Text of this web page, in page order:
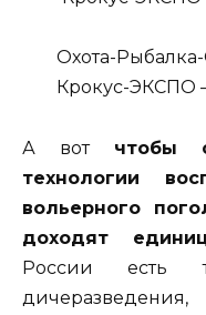
Охота-
Крокус-ЭКСПО
А вот чтобы
технологии
вольерного
доходят
России есть